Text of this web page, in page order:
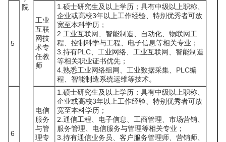
院
5
工业
互联
网技
术专
任教
师
1.硕士研究生及以上学历；具有中级以上职称、
企业或高校3年以上工作经验、特别优秀者可放
宽至本科学历；
2.工业互联网、智能制造、自动化、物联网工
程、控制科学与工程、电子信息等相关专业；
3.持有PLC、工业网络、工业互联网、智能制造
等相关职业证书优先；
4.熟悉工业网络组网、工业数据采集、PLC编
程、智能制造系统运维等技术。
6
电信
服务
与管
理专
1.硕士研究生及以上学历；具有中级以上职称、
企业或高校3年以上工作经验、特别优秀者可放
宽至本科学历；
2.通信工程、电子信息、工商管理、市场营销、
服务管理、电信服务与管理等相关专业；
3.持有通信业务员、客户服务管理师、营销师、